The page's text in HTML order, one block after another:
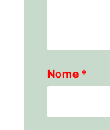
Nome *